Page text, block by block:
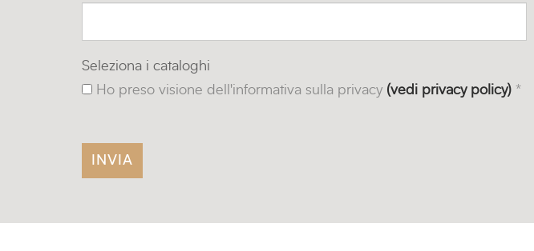
Seleziona i cataloghi
Ho preso visione dell'informativa sulla privacy (vedi privacy policy) *